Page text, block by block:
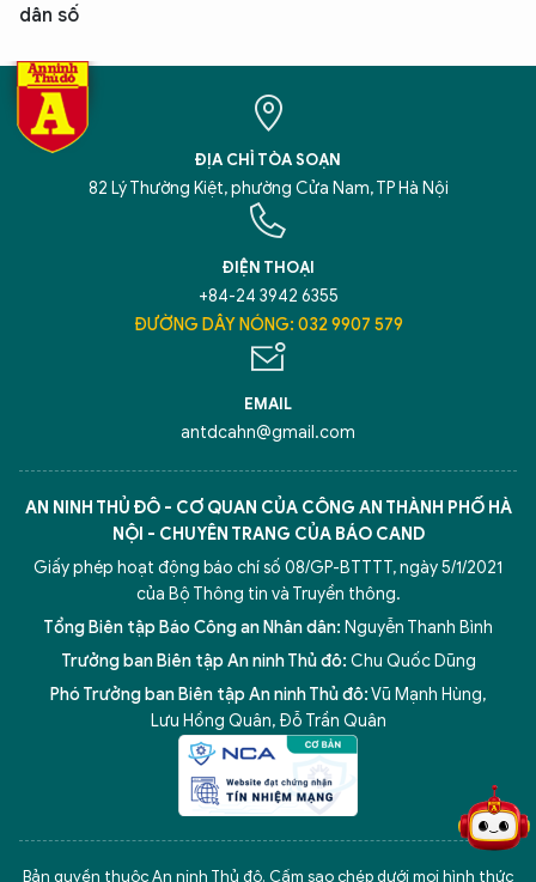
dân số
ĐỊA CHỈ TÒA SOẠN
82 Lý Thường Kiệt, phường Cửa Nam, TP Hà Nội
ĐIỆN THOẠI
+84-24 3942 6355
ĐƯỜNG DÂY NÓNG: 032 9907 579
EMAIL
antdcahn@gmail.com
AN NINH THỦ ĐÔ - CƠ QUAN CỦA CÔNG AN THÀNH PHỐ HÀ
NỘI - CHUYÊN TRANG CỦA BÁO CAND
Giấy phép hoạt động báo chí số 08/GP-BTTTT, ngày 5/1/2021
của Bộ Thông tin và Truyền thông.
Tổng Biên tập Báo Công an Nhân dân: Nguyễn Thanh Bình
Trưởng ban Biên tập An ninh Thủ đô: Chu Quốc Dũng
Phó Trưởng ban Biên tập An ninh Thủ đô:Vũ Mạnh Hùng,
Lưu Hồng Quân, Đỗ Trần Quân
Bản quyền thuộc An ninh Thủ đô. Cấm sao chép dưới mọi hình thức
5 điểm nghẽn của Hà Nội giải pháp xử lý điểm nghẽn của